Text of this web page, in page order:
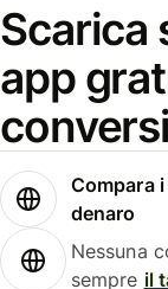
Scarica
app
Compara
denaro
Nessuna
sempre il